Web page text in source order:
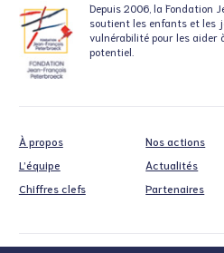
Depuis 2006, la Fondation
soutient les enfants et les
vulnérabilité pour les aider
potentiel.
À propos
L’équipe
Chiffres clefs
Nos actions
Actualités
Partenaires